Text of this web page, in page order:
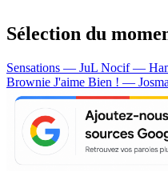
Sélection du
Sensations — JuL Nocif —
Brownie J'aime Bien ! —